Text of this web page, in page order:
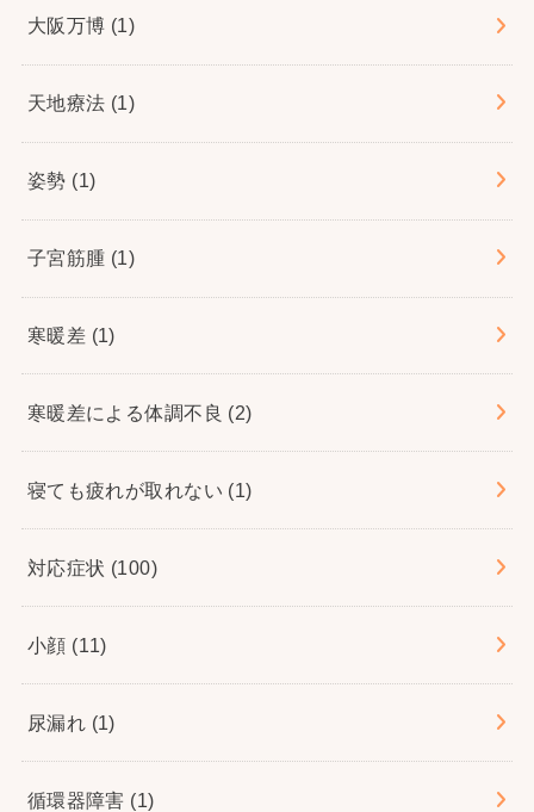
大阪万博 (1)
天地療法 (1)
姿勢 (1)
子宮筋腫 (1)
寒暖差 (1)
寒暖差による体調不良 (2)
寝ても疲れが取れない (1)
対応症状 (100)
小顔 (11)
尿漏れ (1)
循環器障害 (1)